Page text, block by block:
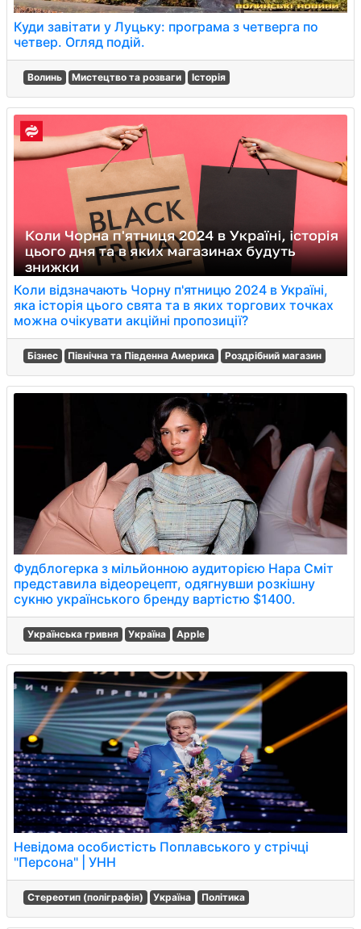
Куди завітати у Луцьку: програма з четверга по
четвер. Огляд подій.
Волинь Мистецтво та розваги Історія
Коли відзначають Чорну п'ятницю 2024 в Україні,
яка історія цього свята та в яких торгових точках
можна очікувати акційні пропозиції?
Бізнес Північна та Південна Америка Роздрібний магазин
Фудблогерка з мільйонною аудиторією Нара Сміт
представила відеорецепт, одягнувши розкішну
сукню українського бренду вартістю $1400.
Українська гривня Україна Apple
Невідома особистість Поплавського у стрічці
"Персона" | УНН
Стереотип (поліграфія) Україна Політика